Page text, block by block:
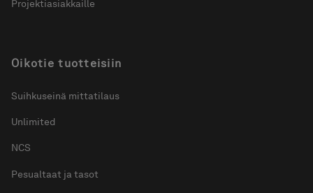
Pyyhekuivaimet
Graniittikeramiikka
Projektiasiakkaille
Oikotie tuotteisiin
Suihkuseinä mittatilaus
Unlimited
NCS
Pesualtaat ja tasot